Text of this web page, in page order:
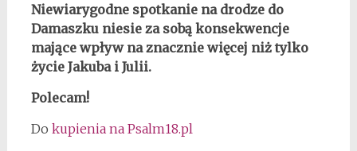
Niewiarygodne spotkanie na drodze do
Damaszku niesie za sobą konsekwencje
mające wpływ na znacznie więcej niż tylko
życie Jakuba i Julii.
Polecam!
Do kupienia na Psalm18.pl